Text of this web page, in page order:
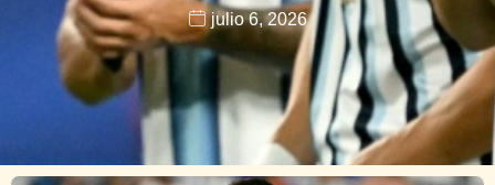
julio 6, 2026